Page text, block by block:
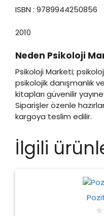
ISBN : 9789944250856
2010
Neden Psikoloji
Psikoloji Marketi;
psikolojik danışmanlık
kitapları güvenilir
Siparişler özenle
kargoya teslim edilir.
İlgili